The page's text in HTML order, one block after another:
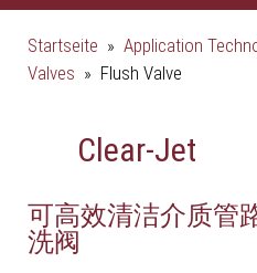
Startseite » Application
Valves » Flush Valve
Clear-Jet
可高效清洁介质管
洗阀